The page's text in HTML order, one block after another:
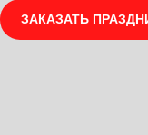
ЗАКАЗАТЬ